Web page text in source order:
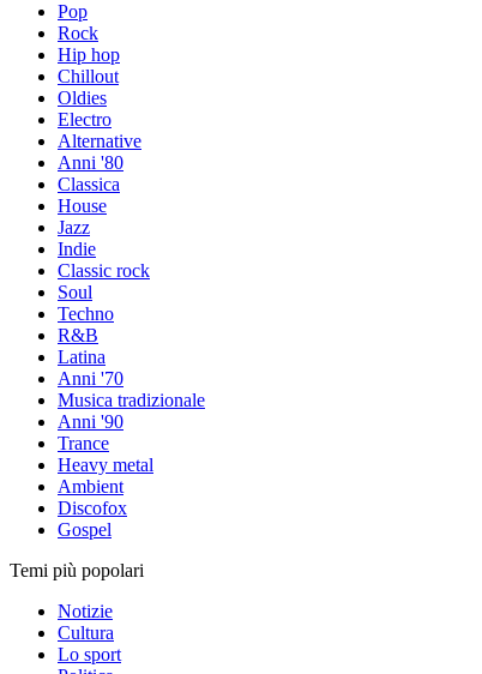
Pop
Rock
Hip hop
Chillout
Oldies
Electro
Alternative
Anni '80
Classica
House
Jazz
Indie
Classic rock
Soul
Techno
R&B
Latina
Anni '70
Musica tradizionale
Anni '90
Trance
Heavy metal
Ambient
Discofox
Gospel
Temi più popolari
Notizie
Cultura
Lo sport